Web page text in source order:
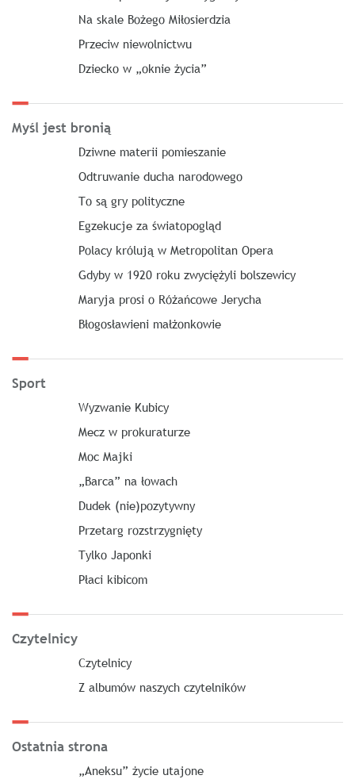
Na skale Bożego Miłosierdzia
Przeciw niewolnictwu
Dziecko w „oknie życia”
Myśl jest bronią
Dziwne materii pomieszanie
Odtruwanie ducha narodowego
To są gry polityczne
Egzekucje za światopogląd
Polacy królują w Metropolitan Opera
Gdyby w 1920 roku zwyciężyli bolszewicy
Maryja prosi o Różańcowe Jerycha
Błogosławieni małżonkowie
Sport
Wyzwanie Kubicy
Mecz w prokuraturze
Moc Majki
„Barca” na łowach
Dudek (nie)pozytywny
Przetarg rozstrzygnięty
Tylko Japonki
Płaci kibicom
Czytelnicy
Czytelnicy
Z albumów naszych czytelników
Ostatnia strona
„Aneksu” życie utajone